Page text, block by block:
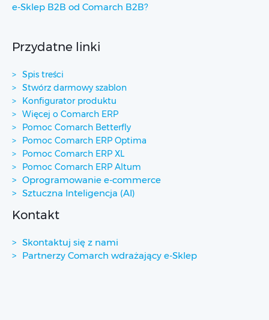
e-Sklep B2B od Comarch B2B?
Przydatne linki
Spis treści
Stwórz darmowy szablon
Konfigurator produktu
Więcej o Comarch ERP
Pomoc Comarch Betterfly
Pomoc Comarch ERP Optima
Pomoc Comarch ERP XL
Pomoc Comarch ERP Altum
Oprogramowanie e-commerce
Sztuczna Inteligencja (AI)
Kontakt
Skontaktuj się z nami
Partnerzy Comarch wdrażający e-Sklep